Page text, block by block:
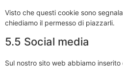
Visto che questi cookie sono
chiediamo il permesso di piazzarli.
5.5 Social media
Sul nostro sito web abbiamo